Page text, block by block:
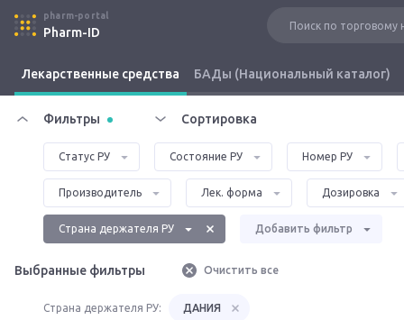
pharm-portal
Pharm-ID
Лекарственные средства БАДы (Национальный каталог)
Фильтры Сортировка
Статус РУ Состояние РУ Номер РУ
Производитель Лек. форма Дозировка
Страна держателя РУ Добавить фильтр
Выбранные фильтры Очистить все
Страна держателя РУ: ДАНИЯ